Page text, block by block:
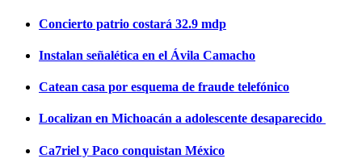
Concierto patrio costará 32.9 mdp
Instalan señalética en el Ávila Camacho
Catean casa por esquema de fraude telefónico
Localizan en Michoacán a adolescente desaparecido
Ca7riel y Paco conquistan México